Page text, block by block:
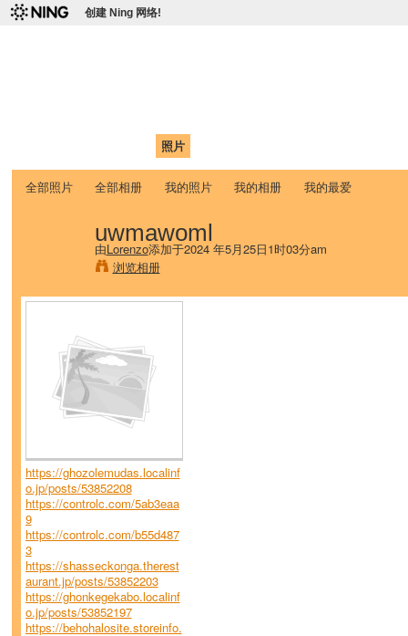
创建 Ning 网络!
照片
全部照片 全部相册 我的照片 我的相册 我的最爱
uwmawoml
由Lorenzo添加于2024 年5月25日1时03分am
浏览相册
https://ghozolemudas.localinf
o.jp/posts/53852208
https://controlc.com/5ab3eaa
9
https://controlc.com/b55d487
3
https://shasseckonga.therest
aurant.jp/posts/53852203
https://ghonkegekabo.localinf
o.jp/posts/53852197
https://behohalosite.storeinfo.